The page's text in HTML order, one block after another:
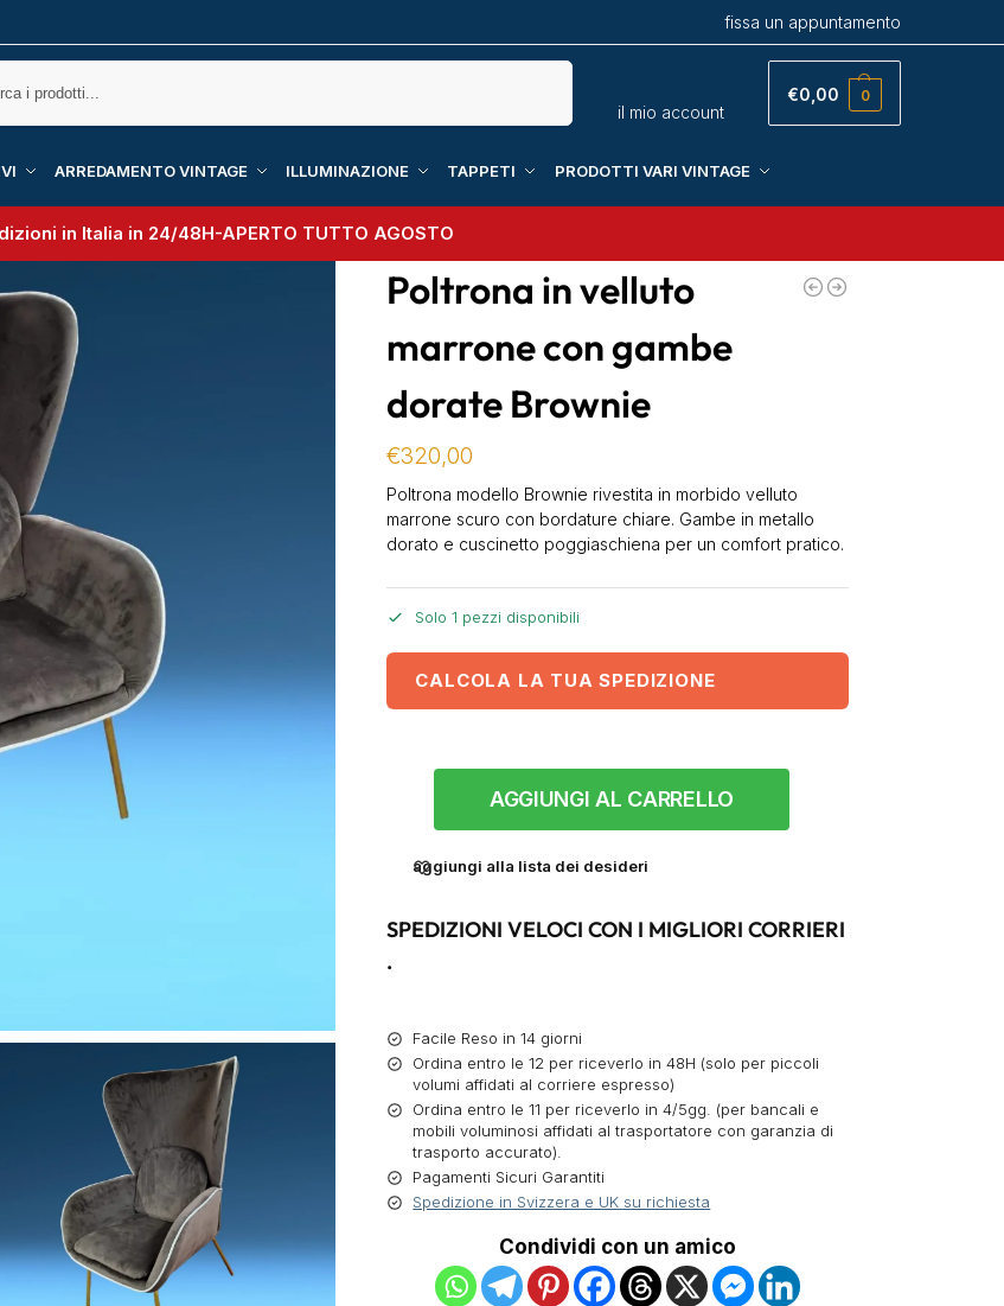
fissa un appuntamento
il mio account
€0,00 0
ARREDAMENTO VINTAGE ILLUMINAZIONE TAPPETI PRODOTTI VARI VINTAGE
in Italia in 24/48H-APERTO TUTTO AGOSTO
Poltrona in velluto
marrone con gambe
dorate Brownie
€320,00
Poltrona modello Brownie rivestita in morbido velluto
marrone scuro con bordature chiare. Gambe in metallo
dorato e cuscinetto poggiaschiena per un comfort pratico.
Solo 1 pezzi disponibili
CALCOLA LA TUA SPEDIZIONE
AGGIUNGI AL CARRELLO
aggiungi alla lista dei desideri
SPEDIZIONI VELOCI CON I MIGLIORI CORRIERI
.
Facile Reso in 14 giorni
Ordina entro le 12 per riceverlo in 48H (solo per piccoli
volumi affidati al corriere espresso)
Ordina entro le 11 per riceverlo in 4/5gg. (per bancali e
mobili voluminosi affidati al trasportatore con garanzia di
trasporto accurato).
Pagamenti Sicuri Garantiti
Spedizione in Svizzera e UK su richiesta
Condividi con un amico